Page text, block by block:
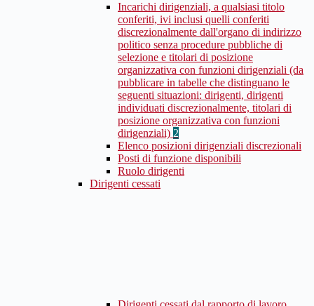
Incarichi dirigenziali, a qualsiasi titolo
conferiti, ivi inclusi quelli conferiti
discrezionalmente dall'organo di indirizzo
politico senza procedure pubbliche di
selezione e titolari di posizione
organizzativa con funzioni dirigenziali (da
pubblicare in tabelle che distinguano le
seguenti situazioni: dirigenti, dirigenti
individuati discrezionalmente, titolari di
posizione organizzativa con funzioni
dirigenziali) 2
Elenco posizioni dirigenziali discrezionali
Posti di funzione disponibili
Ruolo dirigenti
Dirigenti cessati